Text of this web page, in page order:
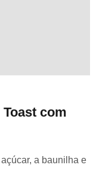
com
a baunilha e